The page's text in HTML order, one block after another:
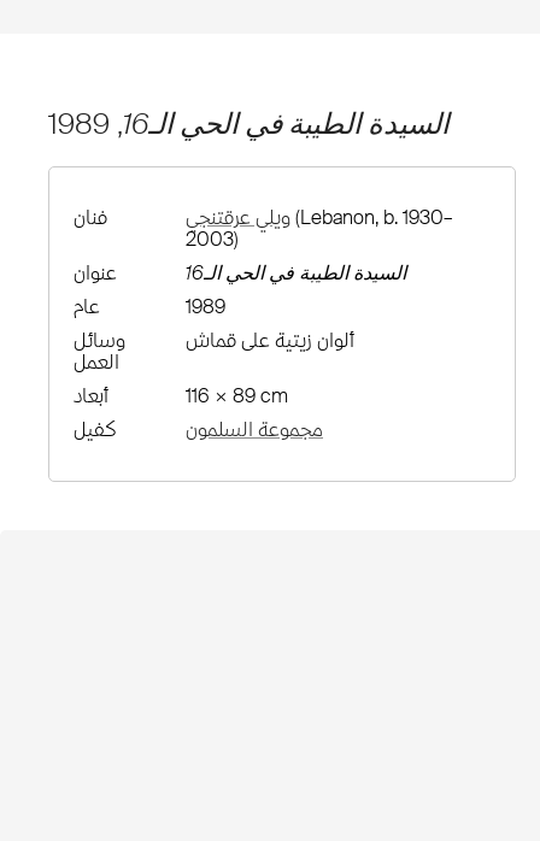
السيدة الطيبة في الحي الـ16 , 1989
فنان ويلي عرقتنجي(Lebanon, b. 1930–
2003)
عنوان
السيدة الطيبة في الحي الـ16
عام
1989
وسائل
العمل
ألوان زيتية على قماش
أبعاد
116 × 89 cm
كفيل
مجموعة السلمون